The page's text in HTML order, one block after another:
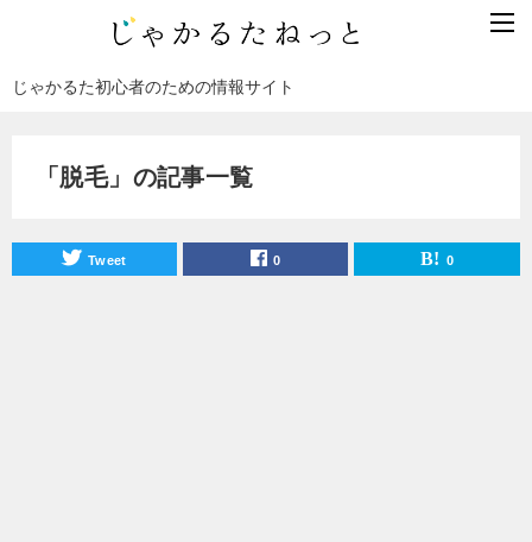
じゃかるた初心者のための情報サイト
「脱毛」の記事一覧
Tweet 0 0